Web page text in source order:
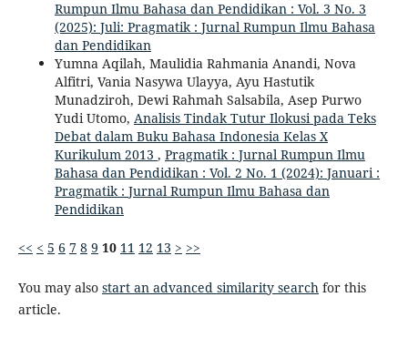
Rumpun Ilmu Bahasa dan Pendidikan : Vol. 3 No. 3
(2025): Juli: Pragmatik : Jurnal Rumpun Ilmu Bahasa
dan Pendidikan
Yumna Aqilah, Maulidia Rahmania Anandi, Nova
Alfitri, Vania Nasywa Ulayya, Ayu Hastutik
Munadziroh, Dewi Rahmah Salsabila, Asep Purwo
Yudi Utomo, Analisis Tindak Tutur Ilokusi pada Teks
Debat dalam Buku Bahasa Indonesia Kelas X
Kurikulum 2013 , Pragmatik : Jurnal Rumpun Ilmu
Bahasa dan Pendidikan : Vol. 2 No. 1 (2024): Januari :
Pragmatik : Jurnal Rumpun Ilmu Bahasa dan
Pendidikan
<< < 5 6 7 8 9 10 11 12 13 > >>
You may also start an advanced similarity searchfor this
article.